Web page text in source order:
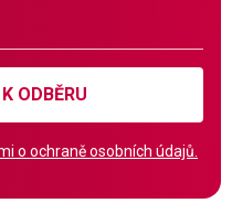
ODBĚRU
o ochraně osobních údajů.